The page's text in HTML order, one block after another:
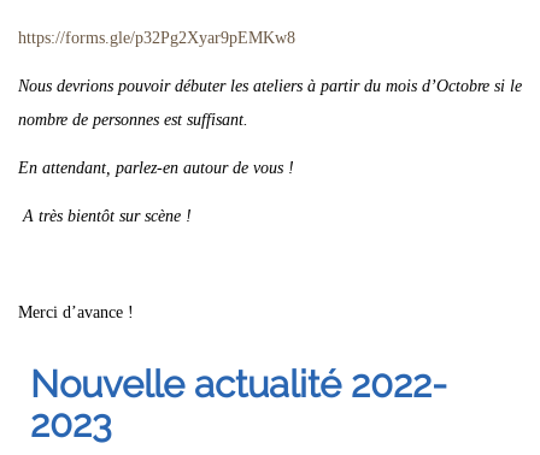
https://forms.gle/p32Pg2Xyar9pEMKw8
Nous devrions pouvoir débuter les ateliers à partir du mois d’Octobre si le
nombre de personnes est suffisant.
En attendant, parlez-en autour de vous !
A très bientôt sur scène !
Merci d’avance !
Nouvelle actualité 2022-
2023